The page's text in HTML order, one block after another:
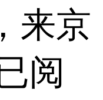
来京
阅